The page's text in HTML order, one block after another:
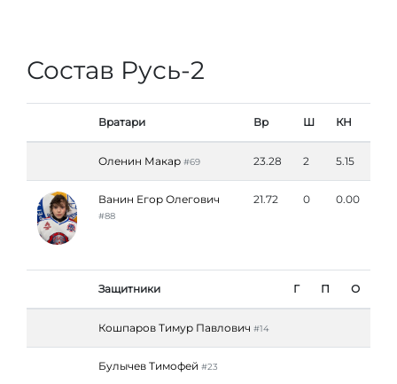
Состав Русь-2
Вратари Вр Ш КН
Оленин Макар #69 23.28 2 5.15
Ванин Егор Олегович
#88
21.72 0 0.00
Защитники Г П О
Кошпаров Тимур Павлович #14
Булычев Тимофей #23